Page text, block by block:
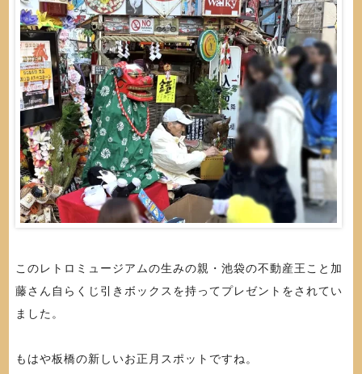
このレトロミュージアムの生みの親・池袋の不動産王こと加
藤さん自らくじ引きボックスを持ってプレゼントをされてい
ました。
もはや板橋の新しいお正月スポットですね。